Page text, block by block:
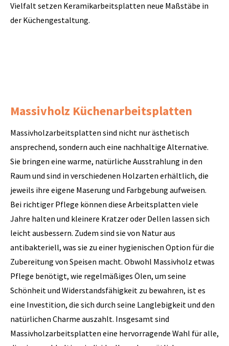
Vielfalt setzen Keramikarbeitsplatten neue Maßstäbe in
der Küchengestaltung.
Massivholz Küchenarbeitsplatten
Massivholzarbeitsplatten sind nicht nur ästhetisch
ansprechend, sondern auch eine nachhaltige Alternative.
Sie bringen eine warme, natürliche Ausstrahlung in den
Raum und sind in verschiedenen Holzarten erhältlich, die
jeweils ihre eigene Maserung und Farbgebung aufweisen.
Bei richtiger Pflege können diese Arbeitsplatten viele
Jahre halten und kleinere Kratzer oder Dellen lassen sich
leicht ausbessern. Zudem sind sie von Natur aus
antibakteriell, was sie zu einer hygienischen Option für die
Zubereitung von Speisen macht. Obwohl Massivholz etwas
Pflege benötigt, wie regelmäßiges Ölen, um seine
Schönheit und Widerstandsfähigkeit zu bewahren, ist es
eine Investition, die sich durch seine Langlebigkeit und den
natürlichen Charme auszahlt. Insgesamt sind
Massivholzarbeitsplatten eine hervorragende Wahl für alle,